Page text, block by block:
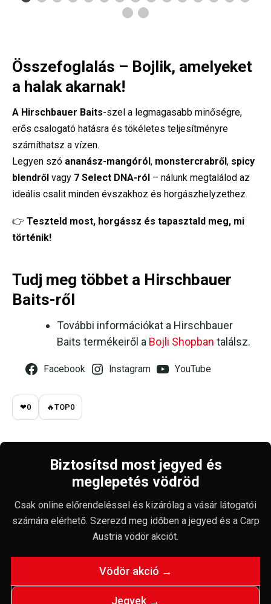
Összefoglalás – Bojlik, amelyeket
a halak akarnak!
A Hirschbauer Baits-szel a legmagasabb minőségre,
erős csalogató hatásra és tökéletes teljesítményre
számíthatsz a vízen.
Legyen szó ananász-mangóról, monstercrabről, spicy
blendről vagy 7 Select DNA-ról – nálunk megtalálod az
ideális csalit minden évszakhoz és horgászhelyzethez.
👉 Teszteld most, horgássz és tapasztald meg, mi
történik!
Tudj meg többet a Hirschbauer
Baits-ről
További információkat a Hirschbauer
Baits termékeiről a Bojli Shopban találsz.
Facebook Instagram YouTube
❤0 🔥TOP0
Biztosítsd most jegyed és
meglepetés vödröd
Csak online előrendeléssel és kizárólag a vásár látogatói
számára elérhető. Szerezd meg időben a jegyed és a Carp
Austria vödör akciót.
Vödör akció →
Jegyek →